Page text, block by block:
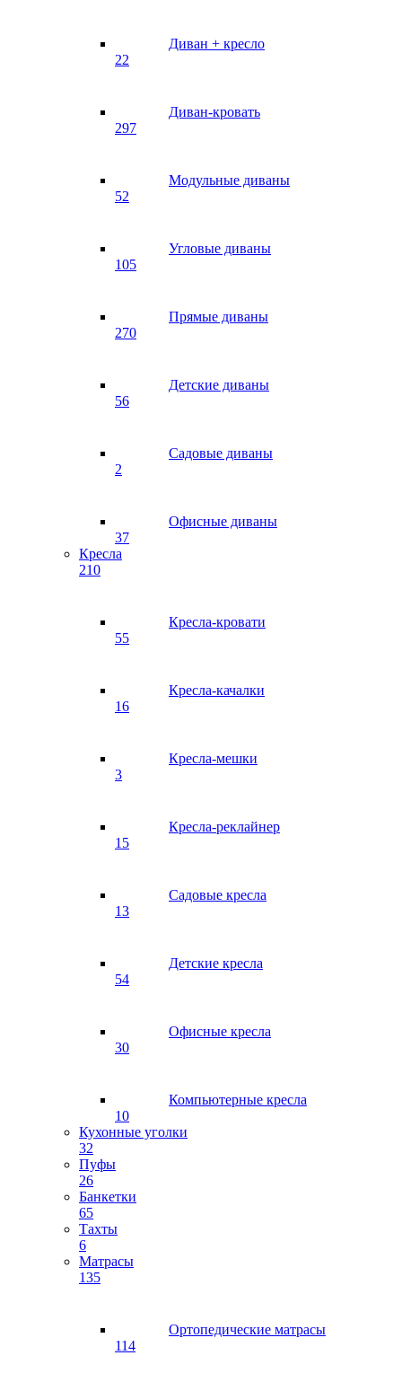
Диван + кресло
22
Диван-кровать
297
Модульные диваны
52
Угловые диваны
105
Прямые диваны
270
Детские диваны
56
Садовые диваны
2
Офисные диваны
37
Кресла
210
Кресла-кровати
55
Кресла-качалки
16
Кресла-мешки
3
Кресла-реклайнер
15
Садовые кресла
13
Детские кресла
54
Офисные кресла
30
Компьютерные кресла
10
Кухонные уголки
32
Пуфы
26
Банкетки
65
Тахты
6
Матрасы
135
Ортопедические матрасы
114